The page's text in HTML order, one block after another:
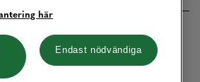
här
Endast nödvändiga